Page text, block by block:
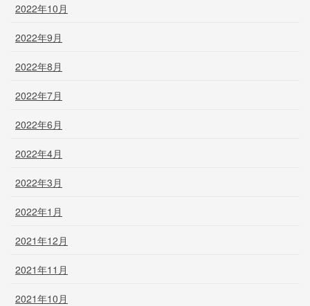
2022年10月
2022年9月
2022年8月
2022年7月
2022年6月
2022年4月
2022年3月
2022年1月
2021年12月
2021年11月
2021年10月